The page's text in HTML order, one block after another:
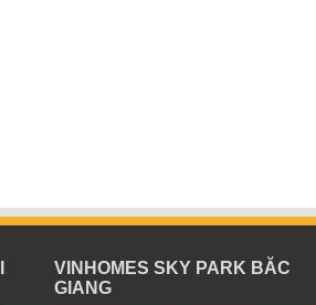
VINHOMES SKY PARK BĂC
GIANG